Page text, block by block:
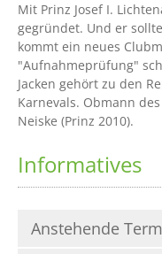
Mit Prinz Josef I.
gegründet. Und er
kommt ein neues
"Aufnahmeprüfung"
Jacken gehört zu den
Karnevals. Obmann
Neiske (Prinz 2010).
Informatives
Anstehende